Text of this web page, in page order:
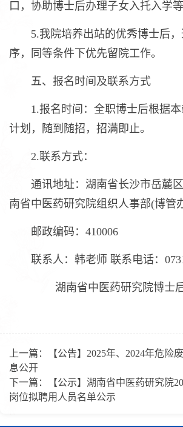
口，协助博士后办理子女入托入学等
5.我院培养出站的优秀博士后，
序，同等条件下优先留院工作。
五、报名时间及联系方式
1.报名时间：全职博士后根据本
计划，随到随招，招满即止。
2.联系方式：
通讯地址：湖南省长沙市岳麓区
南省中医药研究院组织人事部(博管
邮政编码：410006
联系人：韩老师 联系电话：
湖南省中医药研究院博士
上一篇：
【公告】2025年、2024年危险
息公开
下一篇：
【公示】湖南省中医药研究院
岗位拟聘用人员名单公示